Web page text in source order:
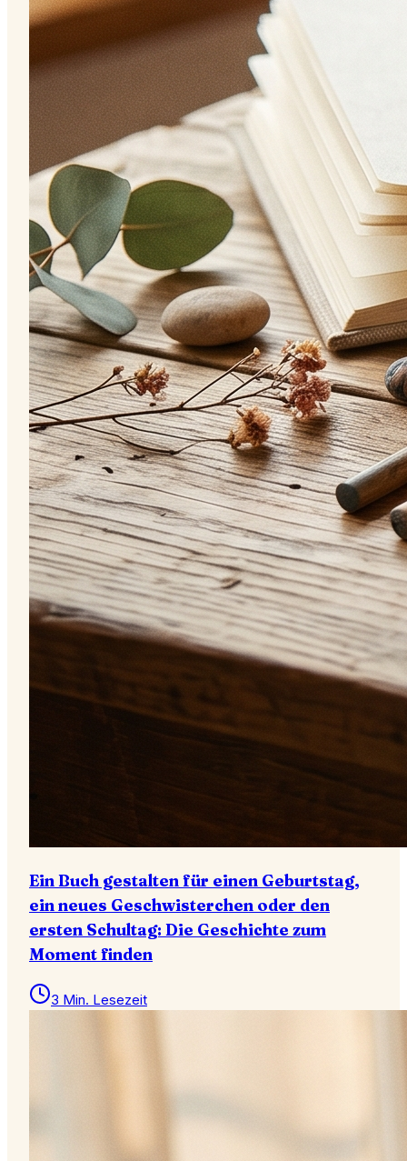
Ein Buch gestalten für einen Geburtstag,
ein neues Geschwisterchen oder den
ersten Schultag: Die Geschichte zum
Moment finden
3 Min. Lesezeit